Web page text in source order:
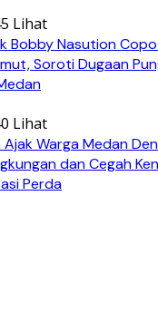
Lihat
Bobby Nasution
Soroti Dugaan
Lihat
Ajak Warga Medan
dan Cegah
Perda